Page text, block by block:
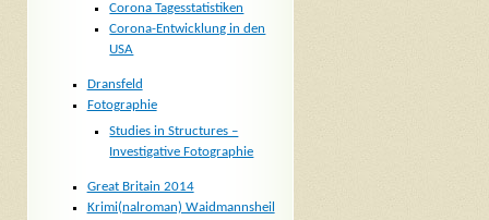
Corona Tagesstatistiken
Corona-Entwicklung in den
USA
Dransfeld
Fotographie
Studies in Structures –
Investigative Fotographie
Great Britain 2014
Krimi(nalroman) Waidmannsheil